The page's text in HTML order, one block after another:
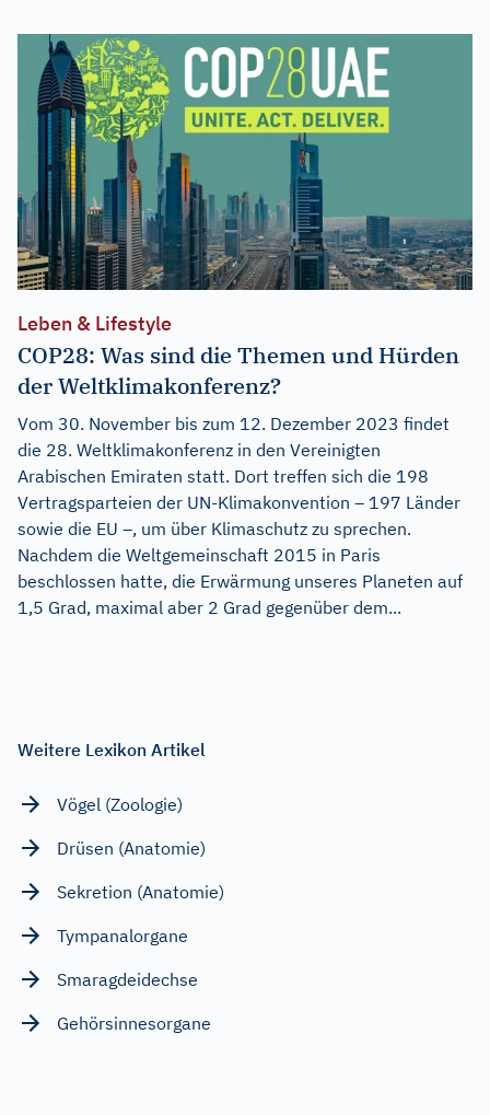
Leben & Lifestyle
COP28: Was sind die Themen und Hürden
der Weltklimakonferenz?
Vom 30. November bis zum 12. Dezember 2023 findet
die 28. Weltklimakonferenz in den Vereinigten
Arabischen Emiraten statt. Dort treffen sich die 198
Vertragsparteien der UN-Klimakonvention – 197 Länder
sowie die EU –, um über Klimaschutz zu sprechen.
Nachdem die Weltgemeinschaft 2015 in Paris
beschlossen hatte, die Erwärmung unseres Planeten auf
1,5 Grad, maximal aber 2 Grad gegenüber dem...
Weitere Lexikon Artikel
Vögel (Zoologie)
Drüsen (Anatomie)
Sekretion (Anatomie)
Tympanalorgane
Smaragdeidechse
Gehörsinnesorgane